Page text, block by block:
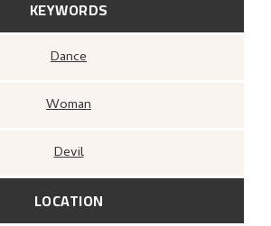
KEYWORDS
Dance
Woman
Devil
LOCATION